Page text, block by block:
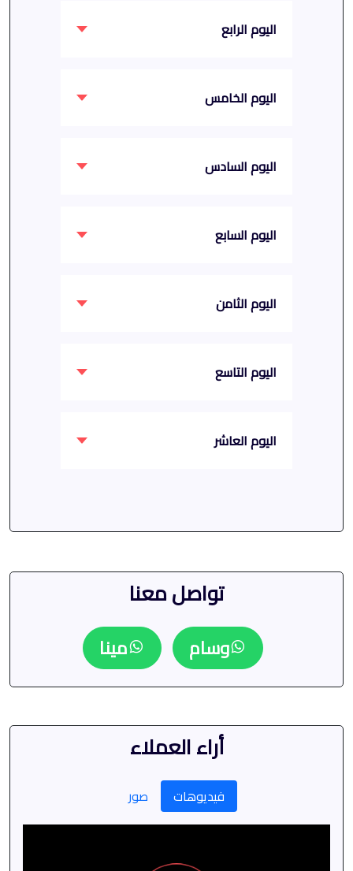
اليوم الرابع
اليوم الخامس
اليوم السادس
اليوم السابع
اليوم الثامن
اليوم التاسع
اليوم العاشر
تواصل معنا
وسام مينا
أراء العملاء
فيديوهات صور